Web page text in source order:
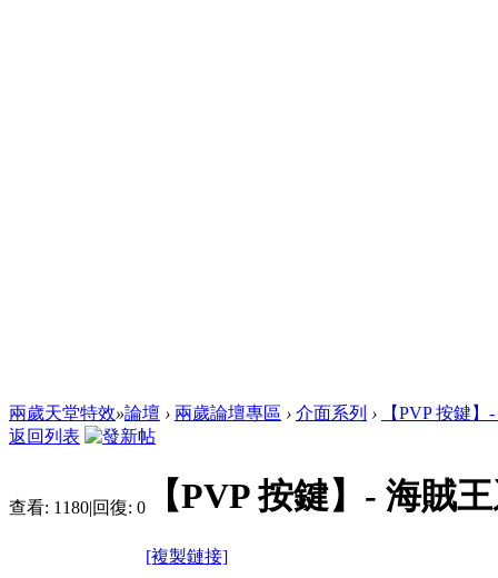
兩歲天堂特效»論壇 › 兩歲論壇專區 › 介面系列 ›
【PVP 按鍵
返回列表
查看: 1180|回復: 0 【PVP 按鍵】- 海賊
[複製鏈接]